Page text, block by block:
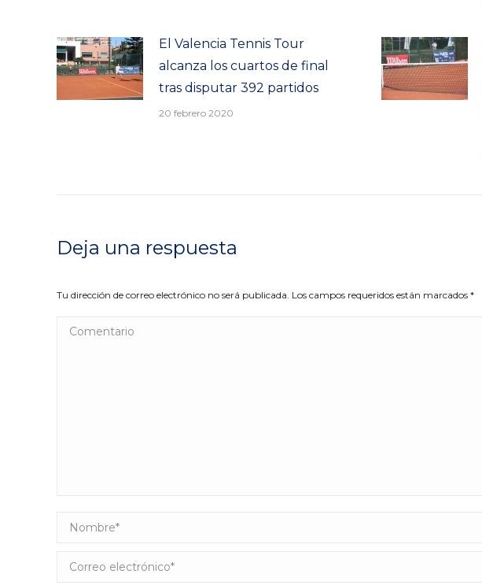
El Valencia Tennis Tour
alcanza los cuartos de final
tras disputar 392 partidos
20 febrero 2020
Deja una respuesta
Tu dirección de correo electrónico no será publicada. Los campos requeridos están marcados *
Comentario
Nombre *
Correo electrónico *